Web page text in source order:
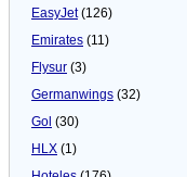
EasyJet(126)
Emirates (11)
Flysur (3)
Germanwings (32)
Gol (30)
HLX (1)